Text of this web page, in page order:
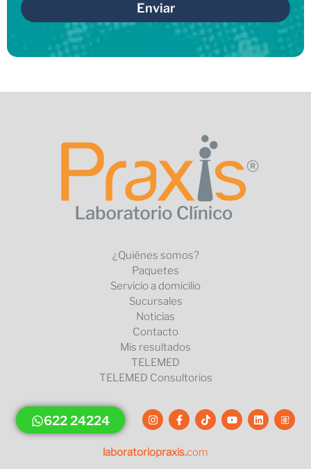
Enviar
¿Quiénes somos?
Paquetes
Servicio a domicilio
Sucursales
Noticias
Contacto
Mis resultados
TELEMED
TELEMED Consultorios
622 24224
laboratoriopraxis.com